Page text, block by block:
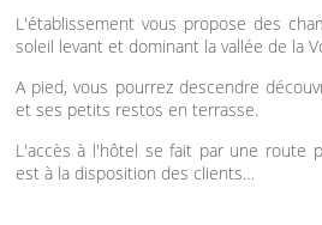
L'établissement vous propose des
soleil levant et dominant la vallée de la
A pied, vous pourrez descendre
et ses petits restos en terrasse.
L'accès à l'hôtel se fait par une route
est à la disposition des clients…